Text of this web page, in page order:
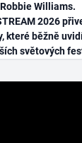
Williams.
2026
které běžně
světových